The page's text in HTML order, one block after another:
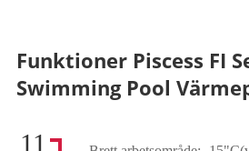
Funktioner Piscess FI
Swimming Pool
11